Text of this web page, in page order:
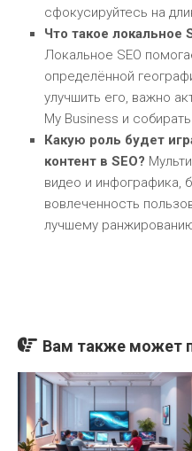
сфокусируйтесь на
Что такое локальное
Локальное SEO
определённой
улучшить его, важно
My Business и
Какую роль будет
контент в SEO?
видео и инфографика,
вовлеченность
лучшему
Вам также может